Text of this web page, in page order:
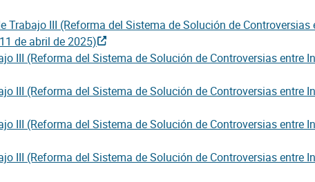
III (Reforma del Sistema de Solución de
de abril de 2025)
III (Reforma del Sistema de Solución de Controversias
III (Reforma del Sistema de Solución de Controversias
III (Reforma del Sistema de Solución de Controversias
III (Reforma del Sistema de Solución de Controversias